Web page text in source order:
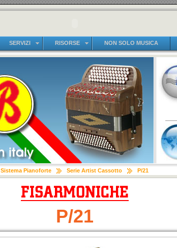
SERVIZI RISORSE NON SOLO MUSICA
Sistema Pianoforte Serie Artist Cassotto P/21
P/21